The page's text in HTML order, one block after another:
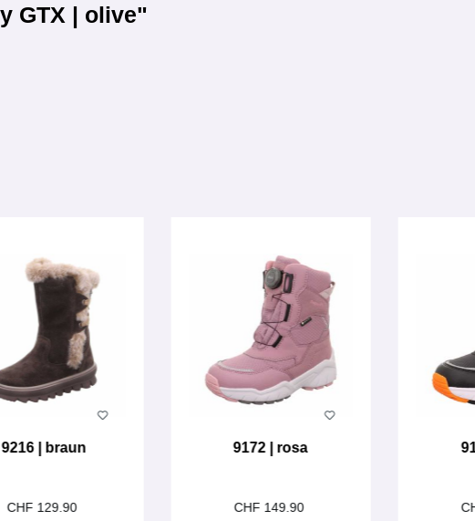
GTX | olive"
9216 | braun
CHF 129.90
9172 | rosa
CHF 149.90